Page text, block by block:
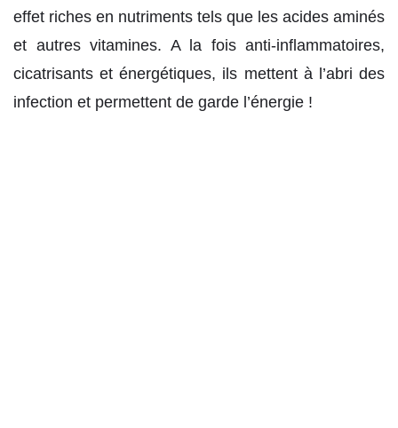
effet riches en nutriments tels que les acides aminés
et autres vitamines. A la fois anti-inflammatoires,
cicatrisants et énergétiques, ils mettent à l’abri des
infection et permettent de garde l’énergie !